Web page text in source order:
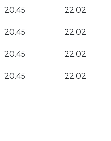
20.45 22.02
20.45 22.02
20.45 22.02
20.45 22.02